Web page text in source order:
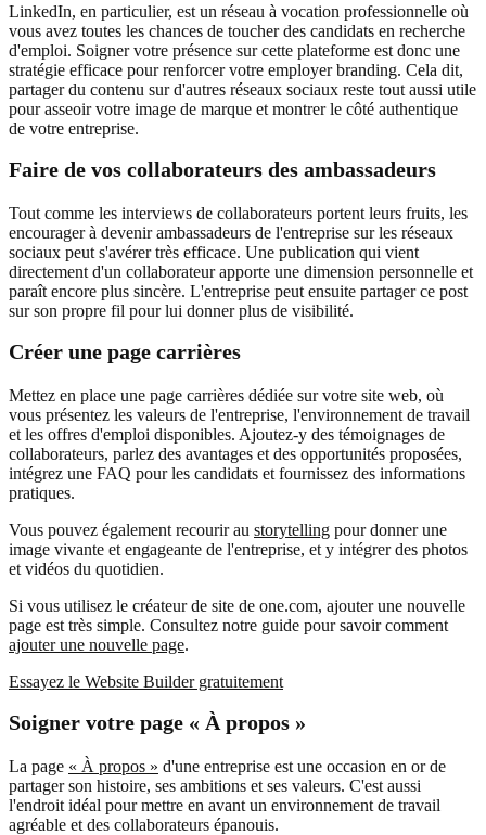
LinkedIn, en particulier, est un réseau à vocation professionnelle où
vous avez toutes les chances de toucher des candidats en recherche
d'emploi. Soigner votre présence sur cette plateforme est donc une
stratégie efficace pour renforcer votre employer branding. Cela dit,
partager du contenu sur d'autres réseaux sociaux reste tout aussi utile
pour asseoir votre image de marque et montrer le côté authentique
de votre entreprise.
Faire de vos collaborateurs des ambassadeurs
Tout comme les interviews de collaborateurs portent leurs fruits, les
encourager à devenir ambassadeurs de l'entreprise sur les réseaux
sociaux peut s'avérer très efficace. Une publication qui vient
directement d'un collaborateur apporte une dimension personnelle et
paraît encore plus sincère. L'entreprise peut ensuite partager ce post
sur son propre fil pour lui donner plus de visibilité.
Créer une page carrières
Mettez en place une page carrières dédiée sur votre site web, où
vous présentez les valeurs de l'entreprise, l'environnement de travail
et les offres d'emploi disponibles. Ajoutez-y des témoignages de
collaborateurs, parlez des avantages et des opportunités proposées,
intégrez une FAQ pour les candidats et fournissez des informations
pratiques.
Vous pouvez également recourir au storytelling pour donner une
image vivante et engageante de l'entreprise, et y intégrer des photos
et vidéos du quotidien.
Si vous utilisez le créateur de site de one.com, ajouter une nouvelle
page est très simple. Consultez notre guide pour savoir comment
ajouter une nouvelle page.
Essayez le Website Builder gratuitement
Soigner votre page « À propos »
La page « À propos » d'une entreprise est une occasion en or de
partager son histoire, ses ambitions et ses valeurs. C'est aussi
l'endroit idéal pour mettre en avant un environnement de travail
agréable et des collaborateurs épanouis.